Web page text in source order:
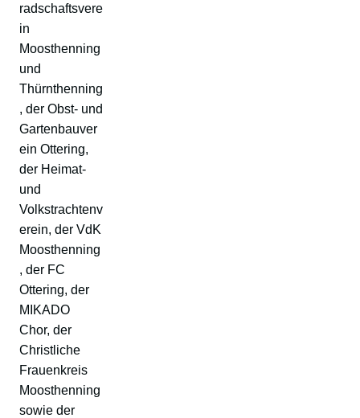
radschaftsvere
in
Moosthenning
und
Thürnthenning
, der Obst- und
Gartenbauver
ein Ottering,
der Heimat-
und
Volkstrachtenv
erein, der VdK
Moosthenning
, der FC
Ottering, der
MIKADO
Chor, der
Christliche
Frauenkreis
Moosthenning
sowie der